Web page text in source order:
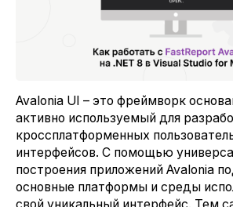
Avalonia UI – это фреймворк
активно используемый для
кроссплатформенных
интерфейсов. С помощью
построения приложений Avalonia
основные платформы и среды